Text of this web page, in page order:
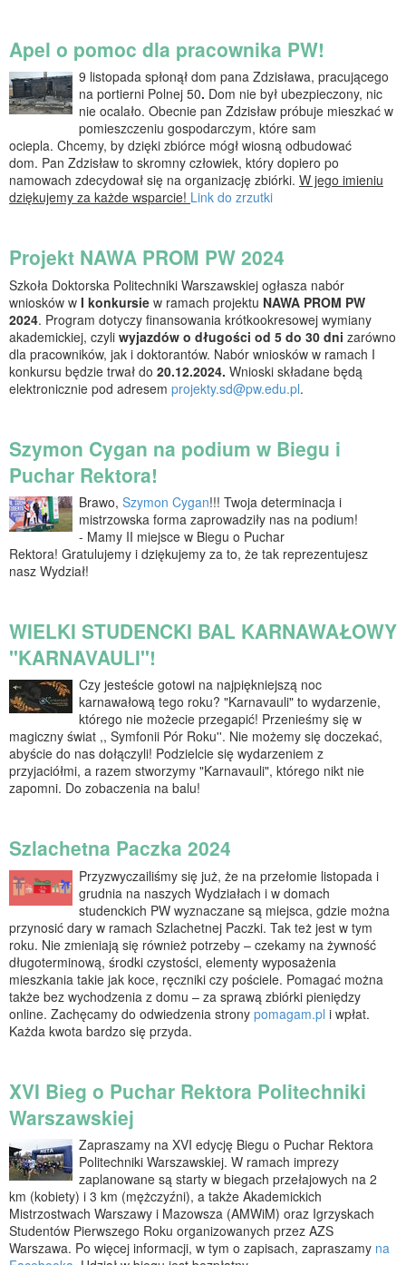
Apel o pomoc dla pracownika PW!
9 listopada spłonął dom pana Zdzisława, pracującego
na portierni Polnej 50. Dom nie był ubezpieczony, nic
nie ocalało. Obecnie pan Zdzisław próbuje mieszkać w
pomieszczeniu gospodarczym, które sam
ociepla. Chcemy, by dzięki zbiórce mógł wiosną odbudować
dom. Pan Zdzisław to skromny człowiek, który dopiero po
namowach zdecydował się na organizację zbiórki. W jego imieniu
dziękujemy za każde wsparcie! Link do zrzutki
Projekt NAWA PROM PW 2024
Szkoła Doktorska Politechniki Warszawskiej ogłasza nabór
wniosków w I konkursie w ramach projektu NAWA PROM PW
2024. Program dotyczy finansowania krótkookresowej wymiany
akademickiej, czyli wyjazdów o długości od 5 do 30 dni zarówno
dla pracowników, jak i doktorantów. Nabór wniosków w ramach I
konkursu będzie trwał do 20.12.2024. Wnioski składane będą
elektronicznie pod adresem projekty.sd@pw.edu.pl.
Szymon Cygan na podium w Biegu i
Puchar Rektora!
Brawo, Szymon Cygan!!! Twoja determinacja i
mistrzowska forma zaprowadziły nas na podium!
- Mamy II miejsce w Biegu o Puchar
Rektora! Gratulujemy i dziękujemy za to, że tak reprezentujesz
nasz Wydział!
WIELKI STUDENCKI BAL KARNAWAŁOWY
"KARNAVAULI"!
Czy jesteście gotowi na najpiękniejszą noc
karnawałową tego roku? "Karnavauli" to wydarzenie,
którego nie możecie przegapić! Przenieśmy się w
magiczny świat ,, Symfonii Pór Roku''. Nie możemy się doczekać,
abyście do nas dołączyli! Podzielcie się wydarzeniem z
przyjaciółmi, a razem stworzymy "Karnavauli", którego nikt nie
zapomni. Do zobaczenia na balu!
Szlachetna Paczka 2024
Przyzwyczailiśmy się już, że na przełomie listopada i
grudnia na naszych Wydziałach i w domach
studenckich PW wyznaczane są miejsca, gdzie można
przynosić dary w ramach Szlachetnej Paczki. Tak też jest w tym
roku. Nie zmieniają się również potrzeby – czekamy na żywność
długoterminową, środki czystości, elementy wyposażenia
mieszkania takie jak koce, ręczniki czy pościele. Pomagać można
także bez wychodzenia z domu – za sprawą zbiórki pieniędzy
online. Zachęcamy do odwiedzenia strony pomagam.pl i wpłat.
Każda kwota bardzo się przyda.
XVI Bieg o Puchar Rektora Politechniki
Warszawskiej
Zapraszamy na XVI edycję Biegu o Puchar Rektora
Politechniki Warszawskiej. W ramach imprezy
zaplanowane są starty w biegach przełajowych na 2
km (kobiety) i 3 km (mężczyźni), a także Akademickich
Mistrzostwach Warszawy i Mazowsza (AMWiM) oraz Igrzyskach
Studentów Pierwszego Roku organizowanych przez AZS
Warszawa. Po więcej informacji, w tym o zapisach, zapraszamy na